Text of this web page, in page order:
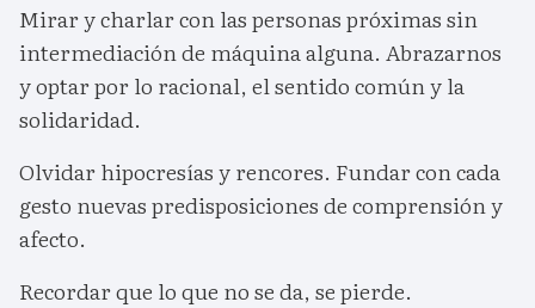
Mirar y charlar con las personas próximas sin
intermediación de máquina alguna. Abrazarnos
y optar por lo racional, el sentido común y la
solidaridad.
Olvidar hipocresías y rencores. Fundar con cada
gesto nuevas predisposiciones de comprensión y
afecto.
Recordar que lo que no se da, se pierde.